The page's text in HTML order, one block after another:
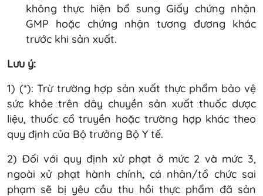
không thực hiện bổ sung Giấy chứng nhận
GMP hoặc chứng nhận tương đương khác
trước khi sản xuất.
Lưu ý:
1) (*): Trừ trường hợp sản xuất thực phẩm bảo vệ
sức khỏe trên dây chuyền sản xuất thuốc dược
liệu, thuốc cổ truyền hoặc trường hợp khác theo
quy định của Bộ trưởng Bộ Y tế.
2) Đối với quy định xử phạt ở mức 2 và mức 3,
ngoài xử phạt hành chính, cá nhân/tổ chức sai
phạm sẽ bị yêu cầu thu hồi thực phẩm đã sản